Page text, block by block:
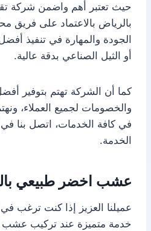
حيث تعتبر أهم واضمن شركة
بالرياض بالاعتماد على فريق
الجودة والمهارة في تنفيذ
أو الثيل الصناعي بدقة عالية.
كما أن الشركة تهتم بتوفير
والخصومات لجميع العملاء،
في كافة الخدمات، اتصل بنا
الخدمة.
عشب اخضر طبيعي
عميلنا العزيز إذا كنت ترغب
خدمة متميزة عند تركيب عشب